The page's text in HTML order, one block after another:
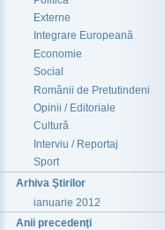
Externe
Integrare Europeană
Economie
Social
Românii de Pretutindeni
Opinii / Editoriale
Cultură
Interviu / Reportaj
Sport
Arhiva Ştirilor
ianuarie 2012
Anii precedenţi